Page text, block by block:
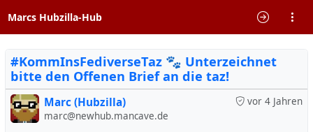
Marcs Hubzilla-Hub
#KommInsFediverseTaz 🐾 Unterzeichnet
bitte den Offenen Brief an die taz!
vor 4 Jahren
Marc (Hubzilla)
marc@newhub.mancave.de